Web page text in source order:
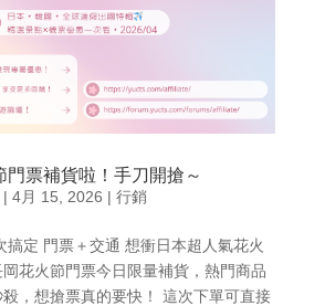
門票補貨啦！手刀開搶～
| 4月 15, 2026 | 行銷
搞定 門票＋交通 想衝日本超人氣花火
花火節門票今日限量補貨，熱門商品
，想搶票真的要快！ 這次下單可直接